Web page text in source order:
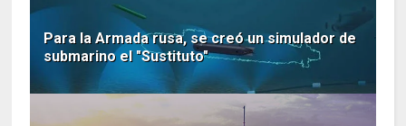
Para la Armada rusa, se creó un simulador de
submarino el "Sustituto"